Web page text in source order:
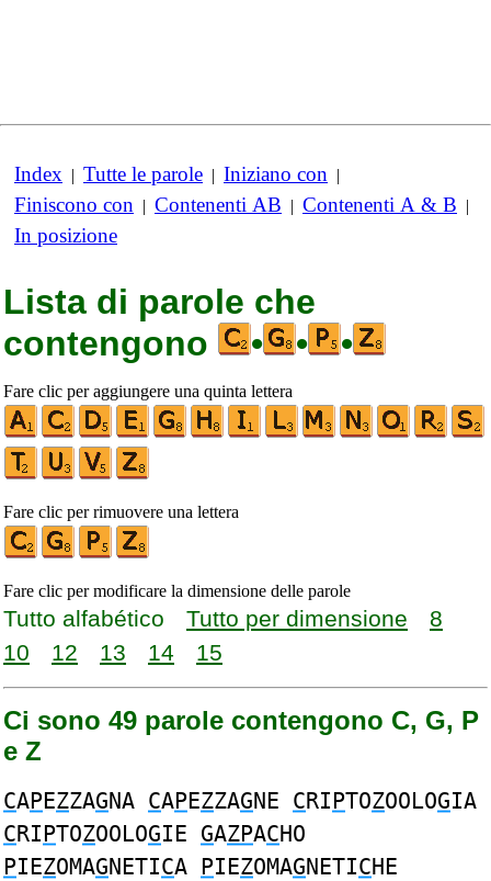
Index | Tutte le parole | Iniziano con |
Finiscono con | Contenenti AB | Contenenti A & B |
In posizione
Lista di parole che
contengono
• • •
Fare clic per aggiungere una quinta lettera
Fare clic per rimuovere una lettera
Fare clic per modificare la dimensione delle parole
Tutto alfabético Tutto per dimensione
8
10
12 13 14 15
Ci sono 49 parole contengono C, G, P
e Z
CAPEZZAGNA CAPEZZAGNE CRIPTOZOOLOGIA
CRIPTOZOOLOGIE GAZPACHO
PIEZOMAGNETICA PIEZOMAGNETICHE